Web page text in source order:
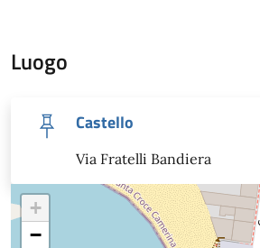
Luogo
Castello
Via Fratelli Bandiera
+
−